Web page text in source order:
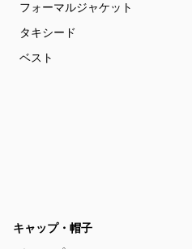
フォーマルジャケット
タキシード
ベスト
キャップ・帽子